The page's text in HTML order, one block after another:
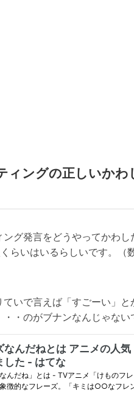
ィングの正しいかわ
ング発言をどうやってかわ
らいはいるらしいです。（
ていで言えば「すごーい」
・・のがブナンなんじゃない